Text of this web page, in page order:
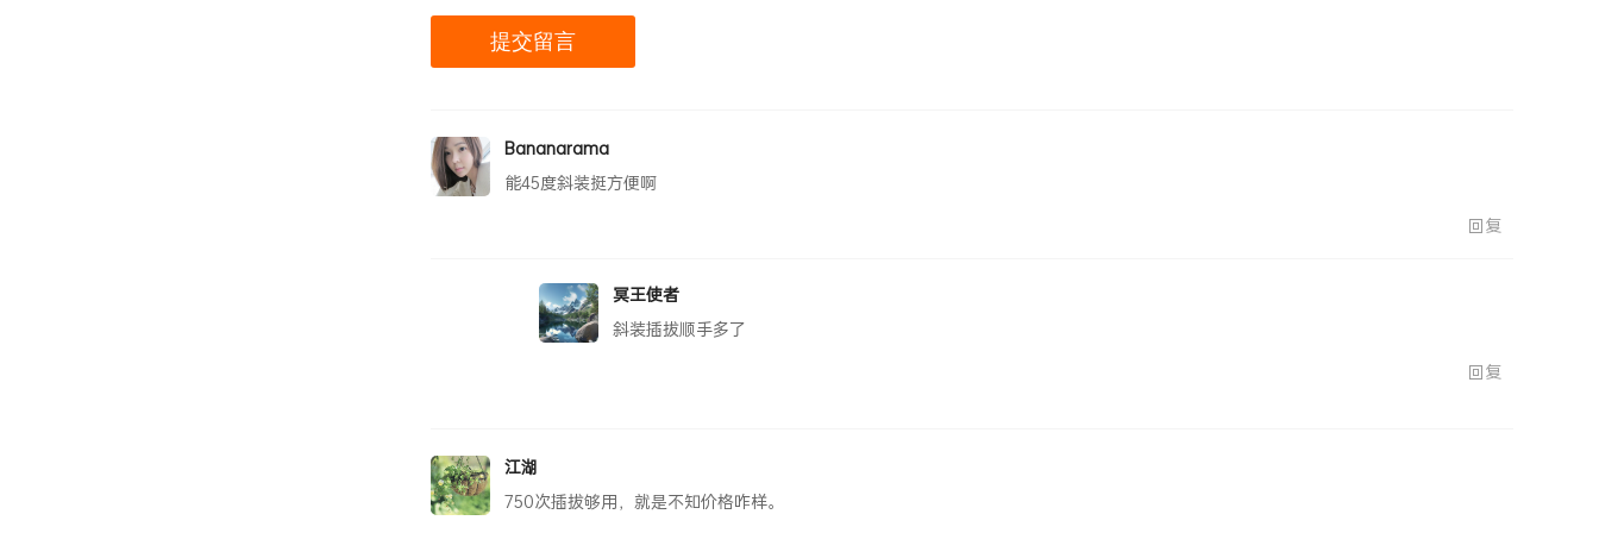
Bananarama
能45度斜装挺方便啊
回复
冥王使者
斜装插拔顺手多了
回复
江湖
750次插拔够用，就是不知价格咋样。